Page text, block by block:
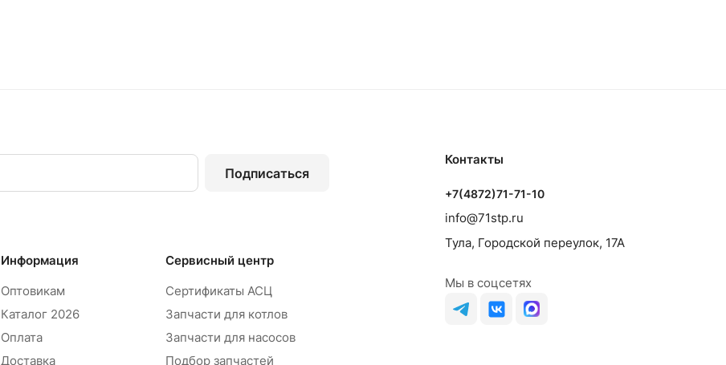
Подписаться
Информация
Оптовикам
Каталог 2026
Оплата
Доставка
Сервисный центр
Сертификаты АСЦ
Запчасти для котлов
Запчасти для насосов
Подбор запчастей
Контакты
+7(4872)71-71-10
info@71stp.ru
Тула, Городской переулок, 17А
Мы в соцсетях